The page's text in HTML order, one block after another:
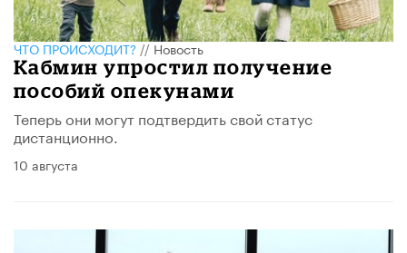
ЧТО ПРОИСХОДИТ?//Новость
Кабмин упростил получение
пособий опекунами
Теперь они могут подтвердить свой статус
дистанционно.
10 августа